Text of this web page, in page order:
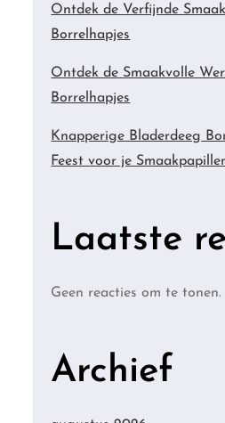
Ontdek de Verfijnde
Borrelhapjes
Ontdek de Smaakvolle
Borrelhapjes
Knapperige Bladerdeeg
Feest voor je
Laatste
Geen reacties om te tonen.
Archief